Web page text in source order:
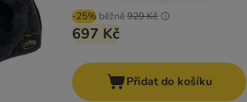
-25% běžně929 Kč
697 Kč
Přidat do košíku